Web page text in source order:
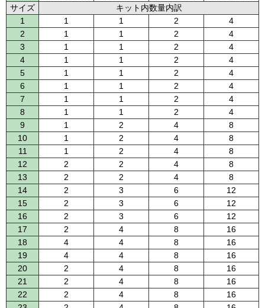
サイズ
キット内数量内訳
1
1 1 2
4
2
1 1 2
4
3
1 1 2
4
4
1 1 2
4
5
1 1 2
4
6
1 1 2
4
7
1 1 2
4
8
1 1 2
4
9
1 2 4
8
10
1 2 4
8
11
1 2 4
8
12
2 2 4
8
13
2 2 4
8
14
2 3 6
12
15
2 3 6
12
16
2 3 6
12
17
2 4 8
16
18
4 4 8
16
19
4 4 8
16
20
2 4 8
16
21
2 4 8
16
22
2 4 8
16